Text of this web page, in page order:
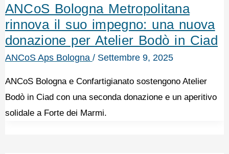
ANCoS Bologna Metropolitana
rinnova il suo impegno: una nuova
donazione per Atelier Bodò in Ciad
ANCoS Aps Bologna / Settembre 9, 2025
ANCoS Bologna e Confartigianato sostengono Atelier
Bodò in Ciad con una seconda donazione e un aperitivo
solidale a Forte dei Marmi.